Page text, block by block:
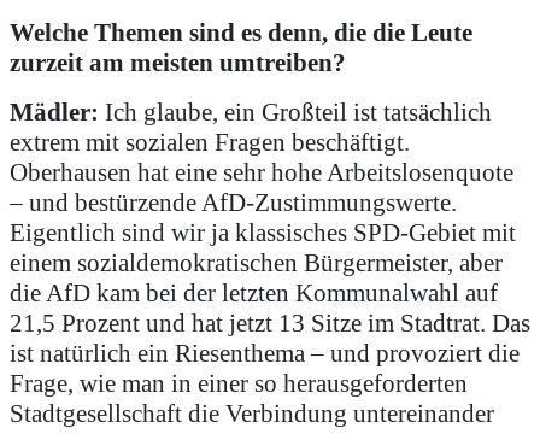
Welche Themen sind es denn, die die Leute
zurzeit am meisten umtreiben?
Mädler: Ich glaube, ein Großteil ist tatsächlich
extrem mit sozialen Fragen beschäftigt.
Oberhausen hat eine sehr hohe Arbeitslosenquote
– und bestürzende AfD-Zustimmungswerte.
Eigentlich sind wir ja klassisches SPD-Gebiet mit
einem sozialdemokratischen Bürgermeister, aber
die AfD kam bei der letzten Kommunalwahl auf
21,5 Prozent und hat jetzt 13 Sitze im Stadtrat. Das
ist natürlich ein Riesenthema – und provoziert die
Frage, wie man in einer so herausgeforderten
Stadtgesellschaft die Verbindung untereinander